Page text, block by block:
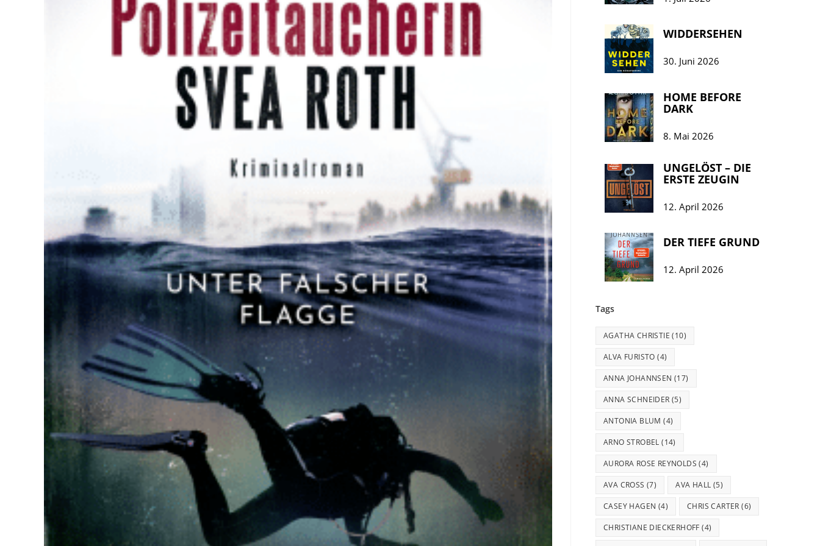
WIDDERSEHEN
30. Juni 2026
HOME BEFORE
DARK
8. Mai 2026
UNGELÖST – DIE
ERSTE ZEUGIN
12. April 2026
DER TIEFE GRUND
12. April 2026
Tags
AGATHA CHRISTIE (10)
ALVA FURISTO (4)
ANNA JOHANNSEN (17)
ANNA SCHNEIDER (5)
ANTONIA BLUM (4)
ARNO STROBEL (14)
AURORA ROSE REYNOLDS (4)
AVA CROSS (7) AVA HALL (5)
CASEY HAGEN (4) CHRIS CARTER (6)
CHRISTIANE DIECKERHOFF (4)